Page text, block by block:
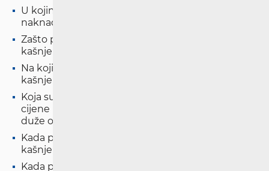
U kojim slučajevima putnik ima pravo na
naknadu za kašnjenje vlaka?
Zašto putnik nema pravo na naknadu za
kašnjenje ako je iznos naknade manji od 4 EUR?
Na koji način se ostvaruje pravo na naknadu za
kašnjenje vlaka?
Koja su prava putnika, osim prava na naknadu
cijene prijevozne karte, u slučaju kašnjenja vlaka
duže od 60 minuta?
Kada putnik nema pravo na naknadu za
kašnjenje?
Kada putnik ima pravo na povrat novca u slučaju